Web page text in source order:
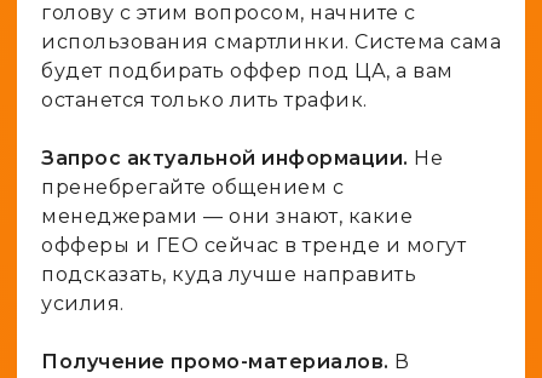
голову с этим вопросом, начните с
использования смартлинки. Система сама
будет подбирать оффер под ЦА, а вам
останется только лить трафик.
Запрос актуальной информации. Не
пренебрегайте общением с
менеджерами — они знают, какие
офферы и ГЕО сейчас в тренде и могут
подсказать, куда лучше направить
усилия.
Получение промо-материалов. В